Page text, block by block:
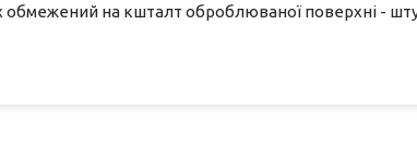
на кшталт оброблюваної поверхні -